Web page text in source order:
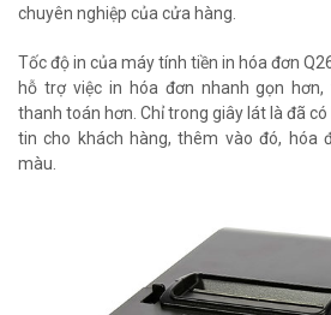
chuyên nghiệp của cửa hàng.
Tốc độ in của máy tính tiền in hóa đơn
hỗ trợ việc in hóa đơn nhanh gọn
thanh toán hơn. Chỉ trong giây lát là đã
tin cho khách hàng, thêm vào đó, hóa
màu.